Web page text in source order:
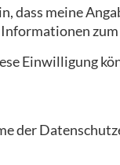
dass meine
zum
Einwilligung
der